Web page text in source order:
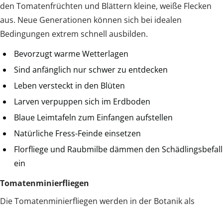
den Tomatenfrüchten und Blättern kleine, weiße Flecken
aus. Neue Generationen können sich bei idealen
Bedingungen extrem schnell ausbilden.
Bevorzugt warme Wetterlagen
Sind anfänglich nur schwer zu entdecken
Leben versteckt in den Blüten
Larven verpuppen sich im Erdboden
Blaue Leimtafeln zum Einfangen aufstellen
Natürliche Fress-Feinde einsetzen
Florfliege und Raubmilbe dämmen den Schädlingsbefall
ein
Tomatenminierfliegen
Die Tomatenminierfliegen werden in der Botanik als